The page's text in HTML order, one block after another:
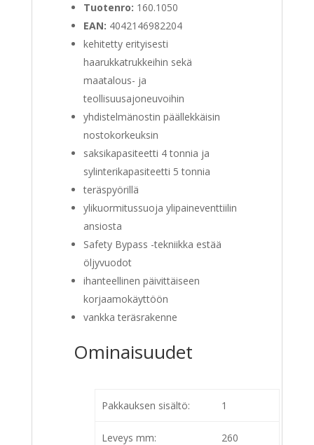
Tuotenro: 160.1050
EAN: 4042146982204
kehitetty erityisesti
haarukkatrukkeihin sekä
maatalous- ja
teollisuusajoneuvoihin
yhdistelmänostin päällekkäisin
nostokorkeuksin
saksikapasiteetti 4 tonnia ja
sylinterikapasiteetti 5 tonnia
teräspyörillä
ylikuormitussuoja ylipaineventtiilin
ansiosta
Safety Bypass -tekniikka estää
öljyvuodot
ihanteellinen päivittäiseen
korjaamokäyttöön
vankka teräsrakenne
Ominaisuudet
Pakkauksen sisältö: 1
Leveys mm: 260